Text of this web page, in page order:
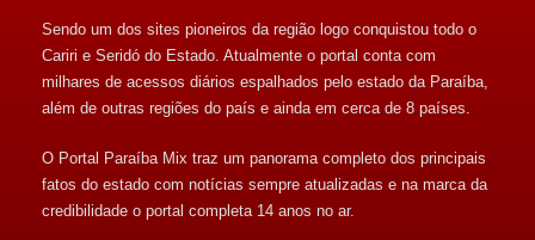
Sendo um dos sites pioneiros da região logo conquistou todo o
Cariri e Seridó do Estado. Atualmente o portal conta com
milhares de acessos diários espalhados pelo estado da Paraíba,
além de outras regiões do país e ainda em cerca de 8 países.
O Portal Paraíba Mix traz um panorama completo dos principais
fatos do estado com notícias sempre atualizadas e na marca da
credibilidade o portal completa 14 anos no ar.